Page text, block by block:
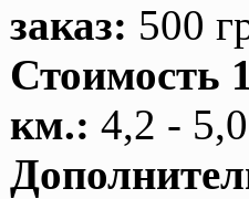
заказ: 500
Стоимость
км.: 4,2 -